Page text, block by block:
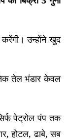
करेंगी। उन्होंने खुद
तेल भंडार केवल
पेट्रोल पंप तक
होटल, ढाबे, सब